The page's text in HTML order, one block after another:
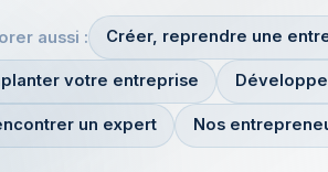
aussi : Créer, reprendre une
votre entreprise
un expert Nos